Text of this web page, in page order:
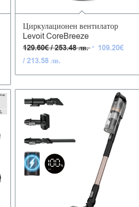
Циркулационен вентилатор
Levoit CoreBreeze
129.60€/ 253.48 лв.Original
253.48 лв..
109.20€
/ 213.58 лв.
/